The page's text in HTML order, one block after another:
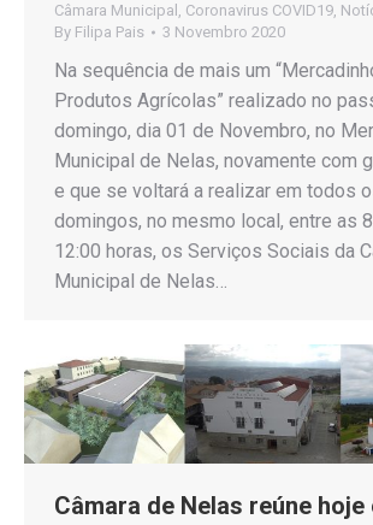
Câmara Municipal , Coronavirus COVID19,
By Filipa Pais 3 Novembro 2020
Na sequência de mais um
Produtos Agrícolas” realizado no
domingo, dia 01 de Novembro, no
Municipal de Nelas, novamente com
e que se voltará a realizar em todos
domingos, no mesmo local, entre as
12:00 horas, os Serviços Sociais da
Municipal de Nelas…
Câmara de Nelas reúne hoje